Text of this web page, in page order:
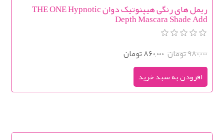
ریمل های رنگی هیپنوتیک دوان THE ONE Hypnotic
Depth Mascara Shade Add
980,000 تومان 860,000 تومان